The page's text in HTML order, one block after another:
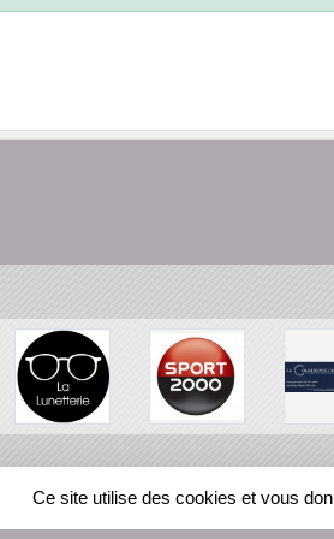
REGIONS
Ce site utilise des cookies et vous